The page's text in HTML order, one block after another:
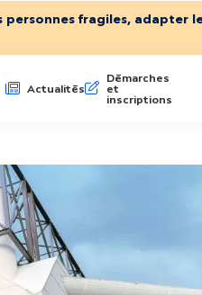
fragiles, adapter
Actualités
Démarches
et
inscriptions